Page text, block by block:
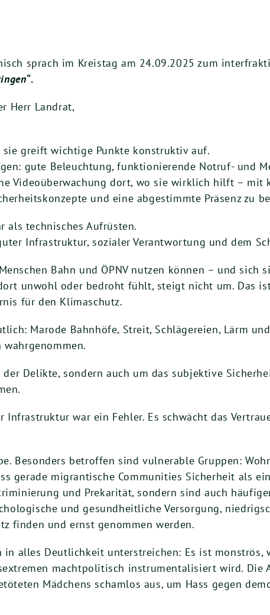
sprach im Kreistag am 24.09.2025 zum
.
Herr Landrat,
greift wichtige Punkte konstruktiv auf.
gute Beleuchtung, funktionierende Notruf- und
Videoüberwachung dort, wo sie wirklich hilft –
und eine abgestimmte Präsenz zu
als technisches Aufrüsten.
Infrastruktur, sozialer Verantwortung und dem
Bahn und ÖPNV nutzen können – und sich
unwohl oder bedroht fühlt, steigt nicht um. Das
für den Klimaschutz.
Marode Bahnhöfe, Streit, Schlägereien, Lärm
Delikte, sondern auch um das subjektive
Infrastruktur war ein Fehler. Es schwächt das
Besonders betroffen sind vulnerable Gruppen:
gerade migrantische Communities Sicherheit als
und Prekarität, sondern sind auch
und gesundheitliche Versorgung,
finden und ernst genommen werden.
alles Deutlichkeit unterstreichen: Es ist monströs,
machtpolitisch instrumentalisiert wird. Die
Mädchens schamlos aus, um Hass gegen